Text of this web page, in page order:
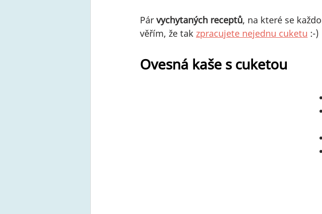
Pár vychytaných receptů, na které se
věřím, že tak zpracujete nejednu cuketu :-)
Ovesná kaše s cuketou